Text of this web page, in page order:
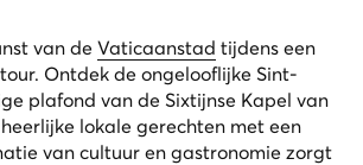
van de Vaticaanstad tijdens een
Ontdek de ongelooflijke Sint-
plafond van de Sixtijnse Kapel van
lokale gerechten met een
van cultuur en gastronomie zorgt